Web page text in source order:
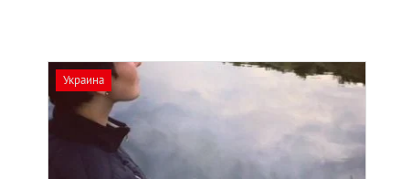
Украина